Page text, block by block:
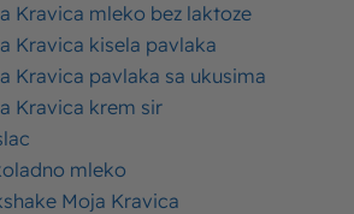
Kravica mleko bez laktoze
Kravica kisela pavlaka
Kravica pavlaka sa ukusima
Kravica krem sir
mleko
Moja Kravica
16. mart 2022. Autor:Imlek